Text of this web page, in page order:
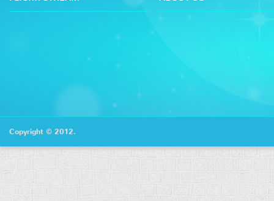
Copyright © 2012.